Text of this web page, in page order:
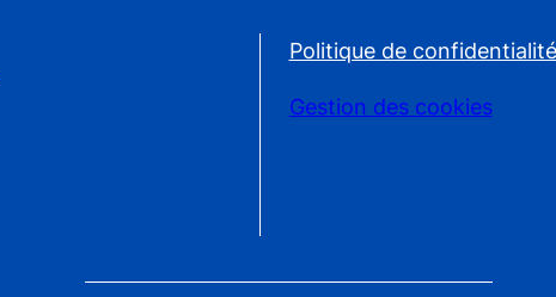
Politique de confidentialité
Gestion des cookies